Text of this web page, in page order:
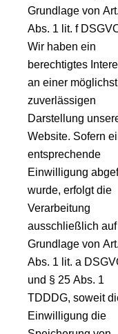
Grundlage von
Abs. 1 lit. f
Wir haben ein
berechtigtes
an einer möglichst
zuverlässigen
Darstellung
Website. Sofern
entsprechende
Einwilligung
wurde, erfolgt die
Verarbeitung
ausschließlich auf
Grundlage von
Abs. 1 lit. a
und § 25 Abs. 1
TDDDG, soweit
Einwilligung die